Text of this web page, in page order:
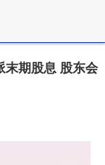
末期股息 股东会